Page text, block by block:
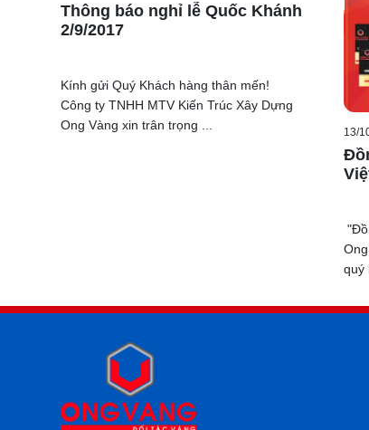
Thông báo nghỉ lễ Quốc Khánh
2/9/2017
Kính gửi Quý Khách hàng thân mến!
Công ty TNHH MTV Kiến Trúc Xây Dựng
Ong Vàng xin trân trọng ...
13/
quý